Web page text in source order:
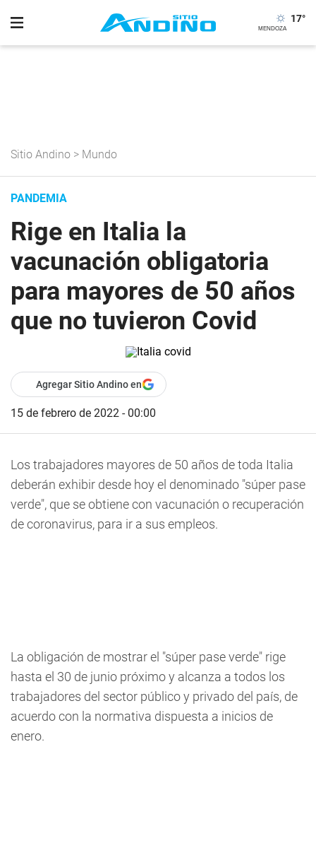
17°
Sitio Andino > Mundo
PANDEMIA
Rige en Italia la
vacunación obligatoria
para mayores de 50 años
que no tuvieron Covid
Agregar Sitio Andino en
15 de febrero de 2022 - 00:00
Los trabajadores mayores de 50 años de toda Italia
deberán exhibir desde hoy el denominado "súper pase
verde", que se obtiene con vacunación o recuperación
de coronavirus, para ir a sus empleos.
La obligación de mostrar el "súper pase verde" rige
hasta el 30 de junio próximo y alcanza a todos los
trabajadores del sector público y privado del país, de
acuerdo con la normativa dispuesta a inicios de
enero.